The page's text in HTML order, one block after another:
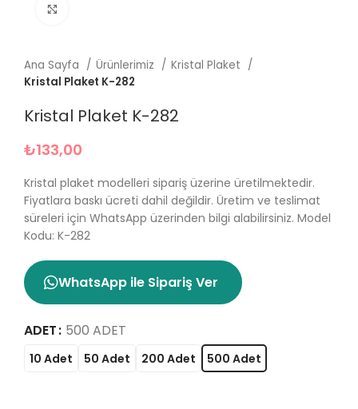
Ana Sayfa Ürünlerimiz
Kristal Plaket
Kristal Plaket K-282
Kristal Plaket K-282
₺133,00
Kristal plaket modelleri sipariş üzerine üretilmektedir.
Fiyatlara baskı ücreti dahil değildir. Üretim ve teslimat
süreleri için WhatsApp üzerinden bilgi alabilirsiniz. Model
Kodu: K-282
WhatsApp ile Sipariş Ver
ADET 500 ADET
10 Adet 50 Adet 200 Adet 500 Adet